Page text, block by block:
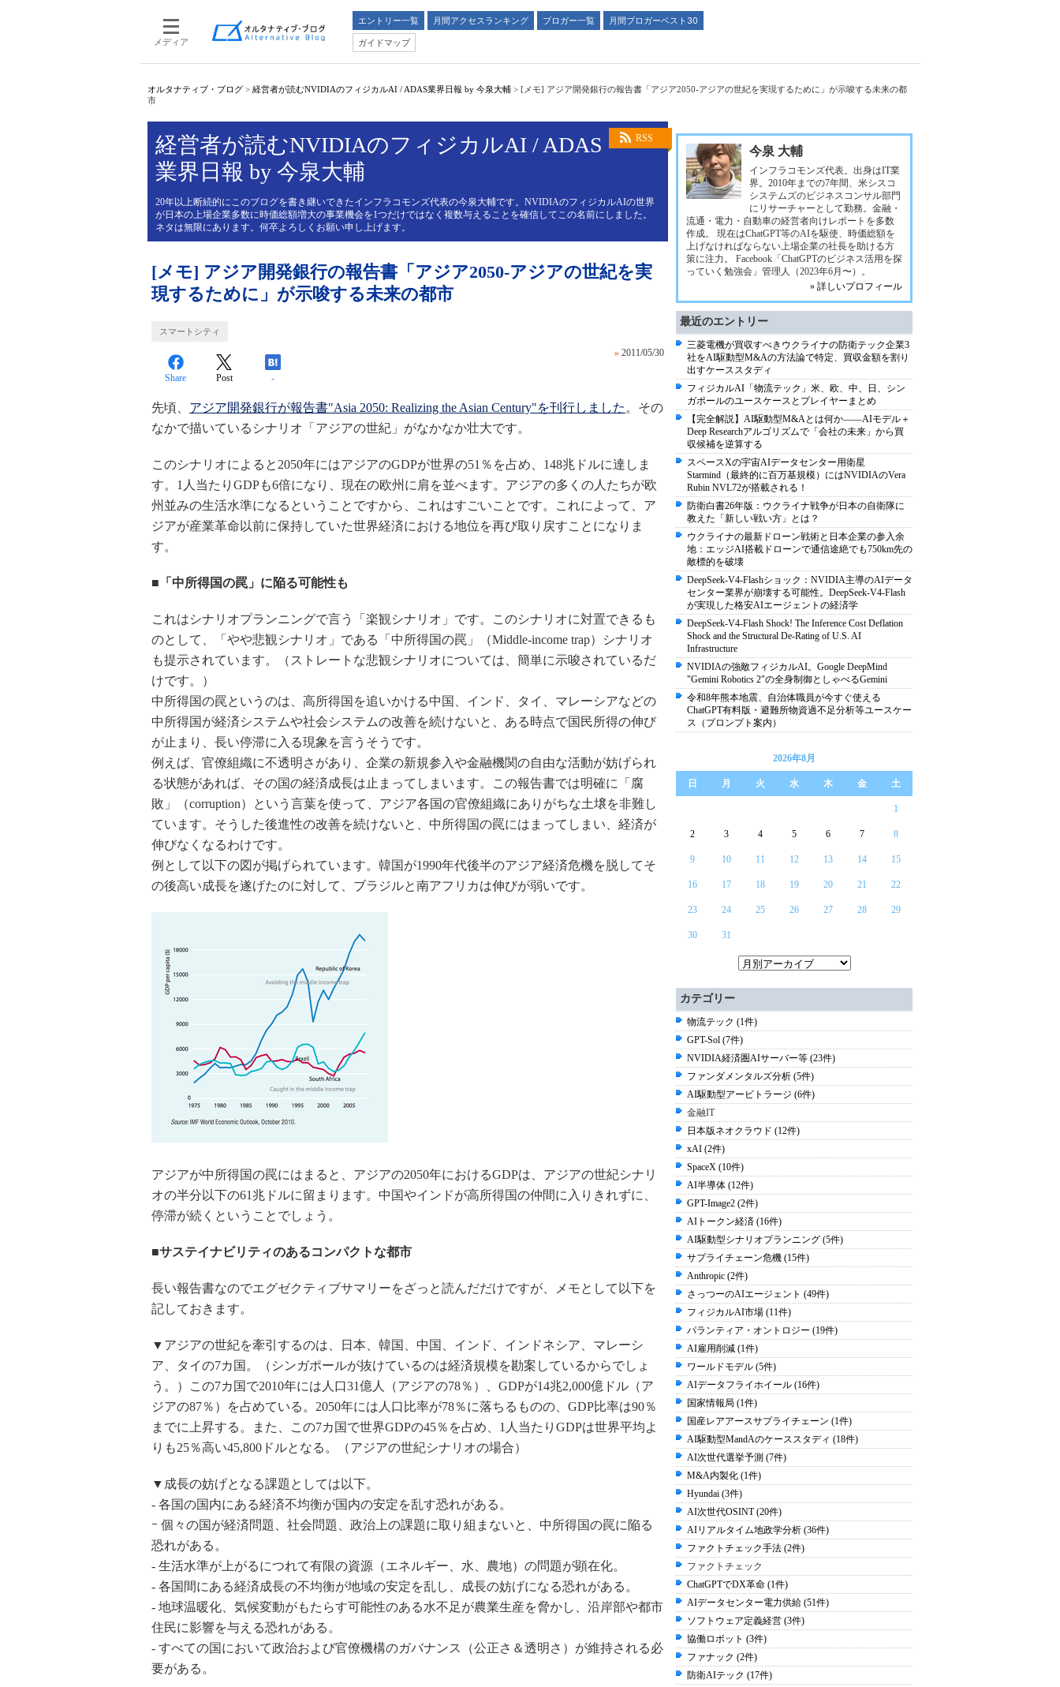
メディア
エントリー一覧 月間アクセスランキング ブロガー一覧
月間ブロガーベスト30
ガイドマップ
オルタナティブ・ブログ > 経営者が読むNVIDIAのフィジカルAI / ADAS業界日報 by 今泉大輔 > [メモ] アジア開発銀行の報告書「アジア2050-アジアの世紀を実現するために」が示唆する未来の都
市
RSS
経営者が読むNVIDIAのフィジカルAI / ADAS
業界日報 by 今泉大輔
20年以上断続的にこのブログを書き継いできたインフラコモンズ代表の今泉大輔です。NVIDIAのフィジカルAIの世界
が日本の上場企業多数に時価総額増大の事業機会を1つだけではなく複数与えることを確信してこの名前にしました。
ネタは無限にあります。何卒よろしくお願い申し上げます。
[メモ] アジア開発銀行の報告書「アジア2050-アジアの世紀を実
現するために」が示唆する未来の都市
スマートシティ
» 2011/05/30
Share Post -
先頃、 アジア開発銀行が報告書"Asia 2050: Realizing the Asian Century"を刊行しました 。その
なかで描いているシナリオ「アジアの世紀」がなかなか壮大です。
このシナリオによると2050年にはアジアのGDPが世界の51％を占め、148兆ドルに達しま
す。1人当たりGDPも6倍になり、現在の欧州に肩を並べます。アジアの多くの人たちが欧
州並みの生活水準になるということですから、これはすごいことです。これによって、ア
ジアが産業革命以前に保持していた世界経済における地位を再び取り戻すことになりま
す。
■「中所得国の罠」に陥る可能性も
これはシナリオプランニングで言う「楽観シナリオ」です。このシナリオに対置できるも
のとして、「やや悲観シナリオ」である「中所得国の罠」（Middle-income trap）シナリオ
も提示されています。（ストレートな悲観シナリオについては、簡単に示唆されているだ
けです。）
中所得国の罠というのは、高所得国を追いかける中国、インド、タイ、マレーシアなどの
中所得国が経済システムや社会システムの改善を続けないと、ある時点で国民所得の伸び
が止まり、長い停滞に入る現象を言うそうです。
例えば、官僚組織に不透明さがあり、企業の新規参入や金融機関の自由な活動が妨げられ
る状態があれば、その国の経済成長は止まってしまいます。この報告書では明確に「腐
敗」（corruption）という言葉を使って、アジア各国の官僚組織にありがちな土壌を非難し
ています。そうした後進性の改善を続けないと、中所得国の罠にはまってしまい、経済が
伸びなくなるわけです。
例として以下の図が掲げられています。韓国が1990年代後半のアジア経済危機を脱してそ
の後高い成長を遂げたのに対して、ブラジルと南アフリカは伸びが弱いです。
アジアが中所得国の罠にはまると、アジアの2050年におけるGDPは、アジアの世紀シナリ
オの半分以下の61兆ドルに留まります。中国やインドが高所得国の仲間に入りきれずに、
停滞が続くということでしょう。
■サステイナビリティのあるコンパクトな都市
長い報告書なのでエグゼクティブサマリーをざっと読んだだけですが、メモとして以下を
記しておきます。
▼アジアの世紀を牽引するのは、日本、韓国、中国、インド、インドネシア、マレーシ
ア、タイの7カ国。（シンガポールが抜けているのは経済規模を勘案しているからでしょ
う。）この7カ国で2010年には人口31億人（アジアの78％）、GDPが14兆2,000億ドル（ア
ジアの87％）を占めている。2050年には人口比率が78％に落ちるものの、GDP比率は90％
までに上昇する。また、この7カ国で世界GDPの45％を占め、1人当たりGDPは世界平均よ
りも25％高い45,800ドルとなる。（アジアの世紀シナリオの場合）
▼成長の妨げとなる課題としては以下。
- 各国の国内にある経済不均衡が国内の安定を乱す恐れがある。
ｰ 個々の国が経済問題、社会問題、政治上の課題に取り組まないと、中所得国の罠に陥る
恐れがある。
- 生活水準が上がるにつれて有限の資源（エネルギー、水、農地）の問題が顕在化。
- 各国間にある経済成長の不均衡が地域の安定を乱し、成長の妨げになる恐れがある。
- 地球温暖化、気候変動がもたらす可能性のある水不足が農業生産を脅かし、沿岸部や都市
住民に影響を与える恐れがある。
- すべての国において政治および官僚機構のガバナンス（公正さ＆透明さ）が維持される必
要がある。
今泉 大輔
インフラコモンズ代表。出身はIT業
界。2010年までの7年間、米シスコ
システムズのビジネスコンサル部門
にリサーチャーとして勤務。金融・
流通・電力・自動車の経営者向けレポートを多数
作成。 現在はChatGPT等のAIを駆使、時価総額を
上げなければならない上場企業の社長を助ける方
策に注力。 Facebook「ChatGPTのビジネス活用を探
っていく勉強会」管理人（2023年6月〜）。
» 詳しいプロフィール
最近のエントリー
三菱電機が買収すべきウクライナの防衛テック企業3
社をAI駆動型M&Aの方法論で特定、買収金額を割り
出すケーススタディ
フィジカルAI「物流テック」米、欧、中、日、シン
ガポールのユースケースとプレイヤーまとめ
【完全解説】AI駆動型M&Aとは何か――AIモデル＋
Deep Researchアルゴリズムで「会社の未来」から買
収候補を逆算する
スペースXの宇宙AIデータセンター用衛星
Starmind（最終的に百万基規模）にはNVIDIAのVera
Rubin NVL72が搭載される！
防衛白書26年版：ウクライナ戦争が日本の自衛隊に
教えた「新しい戦い方」とは？
ウクライナの最新ドローン戦術と日本企業の参入余
地：エッジAI搭載ドローンで通信途絶でも750km先の
敵標的を破壊
DeepSeek-V4-Flashショック：NVIDIA主導のAIデータ
センター業界が崩壊する可能性。DeepSeek-V4-Flash
が実現した格安AIエージェントの経済学
DeepSeek-V4-Flash Shock! The Inference Cost Deflation
Shock and the Structural De-Rating of U.S. AI
Infrastructure
NVIDIAの強敵フィジカルAI。Google DeepMind
"Gemini Robotics 2"の全身制御としゃべるGemini
令和8年熊本地震、自治体職員が今すぐ使える
ChatGPT有料版・避難所物資過不足分析等ユースケー
ス（プロンプト案内）
2026年8月
日 月 火 水 木 金 土
1
2 3 4 5 6 7 8
9 10 11 12 13 14 15
16 17 18 19 20 21 22
23 24 25 26 27 28 29
30 31
カテゴリー
物流テック (1件)
GPT-Sol (7件)
NVIDIA経済圏AIサーバー等 (23件)
ファンダメンタルズ分析 (5件)
AI駆動型アービトラージ (6件)
金融IT
日本版ネオクラウド (12件)
xAI (2件)
SpaceX (10件)
AI半導体 (12件)
GPT-Image2 (2件)
AIトークン経済 (16件)
AI駆動型シナリオプランニング (5件)
サプライチェーン危機 (15件)
Anthropic (2件)
さっつーのAIエージェント (49件)
フィジカルAI市場 (11件)
パランティア・オントロジー (19件)
AI雇用削減 (1件)
ワールドモデル (5件)
AIデータフライホイール (16件)
国家情報局 (1件)
国産レアアースサプライチェーン (1件)
AI駆動型MandAのケーススタディ (18件)
AI次世代選挙予測 (7件)
M&A内製化 (1件)
Hyundai (3件)
AI次世代OSINT (20件)
AIリアルタイム地政学分析 (36件)
ファクトチェック手法 (2件)
ファクトチェック
ChatGPTでDX革命 (1件)
AIデータセンター電力供給 (51件)
ソフトウェア定義経営 (3件)
協働ロボット (3件)
ファナック (2件)
防衛AIテック (17件)